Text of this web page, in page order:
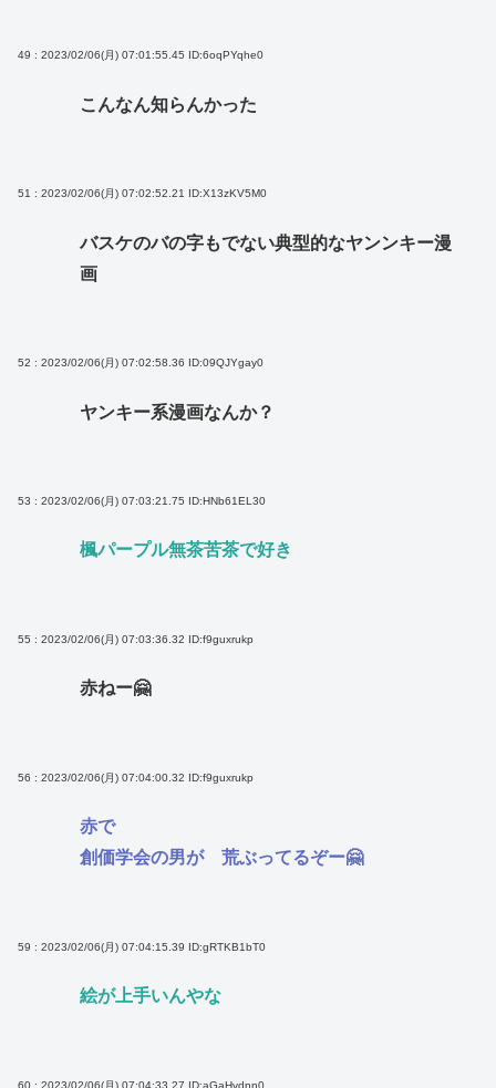
49 : 2023/02/06(月) 07:01:55.45 ID:6oqPYqhe0
こんなん知らんかった
51 : 2023/02/06(月) 07:02:52.21 ID:X13zKV5M0
バスケのバの字もでない典型的なヤンンキー漫
画
52 : 2023/02/06(月) 07:02:58.36 ID:09QJYgay0
ヤンキー系漫画なんか？
53 : 2023/02/06(月) 07:03:21.75 ID:HNb61EL30
楓パープル無茶苦茶で好き
55 : 2023/02/06(月) 07:03:36.32 ID:f9guxrukp
赤ねー🤗
56 : 2023/02/06(月) 07:04:00.32 ID:f9guxrukp
赤で
創価学会の男が 荒ぶってるぞー🤗
59 : 2023/02/06(月) 07:04:15.39 ID:gRTKB1bT0
絵が上手いんやな
60 : 2023/02/06(月) 07:04:33.27 ID:aGaHvdnn0